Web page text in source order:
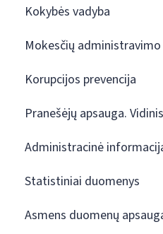
Kokybės vadyba
Mokesčių
Korupcijos prevencija
Pranešėjų apsauga.
Administracinė
Statistiniai duomenys
Asmens duomenų